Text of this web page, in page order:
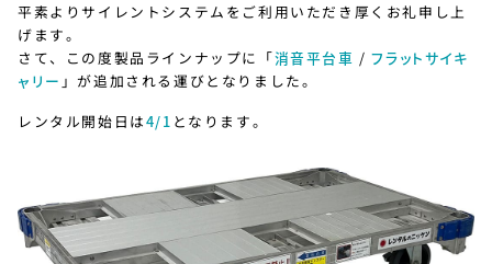
平素よりサイレントシステムをご利用いただき厚くお礼申し上
げます。
さて、この度製品ラインナップに「消音平台車 /フラットサイキ
ャリー 」が追加される運びとなりました。
レンタル開始日は4/1 となります。